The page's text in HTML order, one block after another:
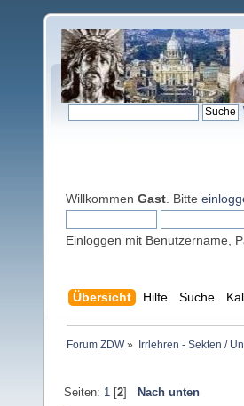
Willkommen Gast . Bitte
Einloggen mit Benutzername,
Übersicht Hilfe Suche
Forum ZDW» Irrlehren - Sekten /
Seiten: 1[2] Nach unten